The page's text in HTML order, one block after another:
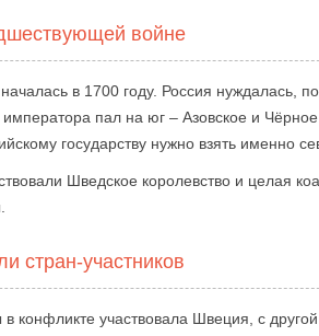
войне
в 1700 году. Россия нуждалась,
пал на юг – Азовское и
государству нужно взять именно
Шведское королевство и целая
стран-участников
конфликте участвовала Швеция, с